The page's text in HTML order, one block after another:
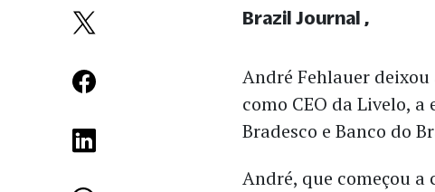
André Fehlauer
como CEO da Livelo,
Bradesco e Banco do
André, que começou
Brazil Journal